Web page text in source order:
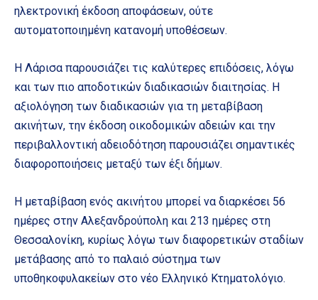
ηλεκτρονική έκδοση αποφάσεων, ούτε
αυτοματοποιημένη κατανομή υποθέσεων.
Η Λάρισα παρουσιάζει τις καλύτερες επιδόσεις, λόγω
και των πιο αποδοτικών διαδικασιών διαιτησίας. Η
αξιολόγηση των διαδικασιών για τη μεταβίβαση
ακινήτων, την έκδοση οικοδομικών αδειών και την
περιβαλλοντική αδειοδότηση παρουσιάζει σημαντικές
διαφοροποιήσεις μεταξύ των έξι δήμων.
Η μεταβίβαση ενός ακινήτου μπορεί να διαρκέσει 56
ημέρες στην Αλεξανδρούπολη και 213 ημέρες στη
Θεσσαλονίκη, κυρίως λόγω των διαφορετικών σταδίων
μετάβασης από το παλαιό σύστημα των
υποθηκοφυλακείων στο νέο Ελληνικό Κτηματολόγιο.